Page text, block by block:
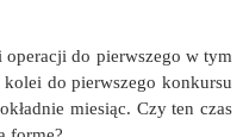
do pierwszego w tym
do pierwszego konkursu
miesiąc. Czy ten czas